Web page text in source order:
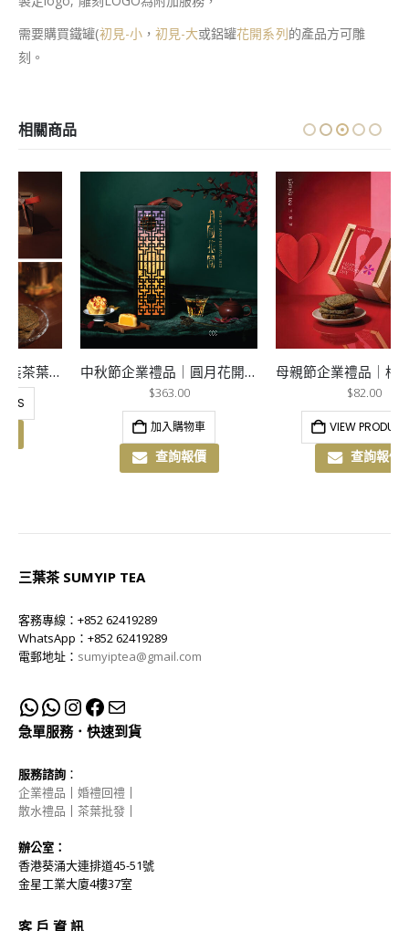
需要購買鐵罐(初見-小， 初見-大或鋁罐花開系列的產品方可雕
刻。
相關商品
中秋節企業禮品｜圓月花開-中秋木禮盒
加入購物車
查詢報價
母親節企業禮品｜松木禮盒版
VIEW PRODUCTS
查詢報價
三葉茶 SUMYIP TEA
客務專線：+852 62419289
WhatsApp：+852 62419289
電郵地址： sumyiptea@gmail.com
急單服務．快速到貨
服務諮詢 ：
企業禮品
婚禮回禮
散水禮品
茶葉批發
辦公室：
香港葵涌大連排道45-51號
金星工業大廈4樓37室
客 戶 資 訊